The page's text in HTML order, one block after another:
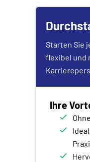
Starten Sie
flexibel und
Ihre